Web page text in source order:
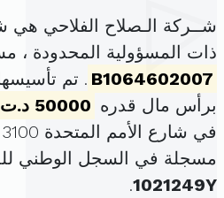
شــركة الـصلاح الفلاحي
ذات المسؤولية المحدودة ،
B1064602007
برأس مال قدره 50000 د.ت
في شارع الأمم المتحدة 3100 القيروان (
مسجلة في السجل الوطني
1021249Y
.